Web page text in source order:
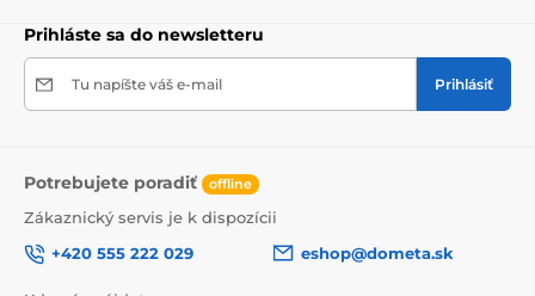
Prihláste sa do newsletteru
Tu napíšte váš e-mail Prihlásiť
Potrebujete poradiť offline
Zákaznický servis je k dispozícii
+420 555 222 029
eshop@dometa.sk